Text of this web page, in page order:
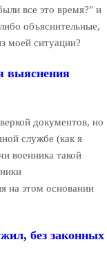
все это время?" и
объяснительные,
моей ситуации?
выяснения
документов, но
службе (как я
военника такой
на этом основании
без законных